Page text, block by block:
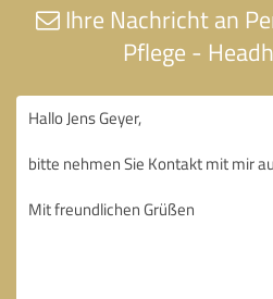
Ihre Nachricht an
Pflege -